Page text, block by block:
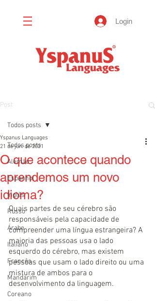
Login
Post
Todos posts
Alemão
Espanhol
Inglês
Russo
Árabe
Italiano
Francês
Mandarim
Coreano
Todos posts
O que acontece quando
aprendemos um novo
idioma?
Yspanus Languages
21 de jun. de 2021
Quais partes de seu cérebro são
responsáveis pela capacidade de
compreender uma língua estrangeira? A
maioria das pessoas usa o lado
esquerdo do cérebro, mas existem
pessoas que usam o lado direito ou uma
mistura de ambos para o
desenvolvimento da linguagem.